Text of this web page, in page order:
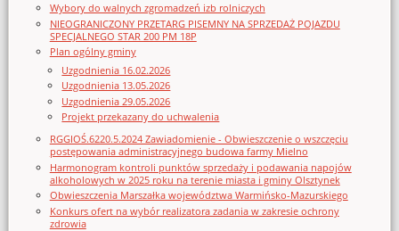
Wybory do walnych zgromadzeń izb rolniczych
NIEOGRANICZONY PRZETARG PISEMNY NA SPRZEDAŻ POJAZDU
SPECJALNEGO STAR 200 PM 18P
Plan ogólny gminy
Uzgodnienia 16.02.2026
Uzgodnienia 13.05.2026
Uzgodnienia 29.05.2026
Projekt przekazany do uchwalenia
RGGIOŚ.6220.5.2024 Zawiadomienie - Obwieszczenie o wszczęciu
postępowania administracyjnego budowa farmy Mielno
Harmonogram kontroli punktów sprzedaży i podawania napojów
alkoholowych w 2025 roku na terenie miasta i gminy Olsztynek
Obwieszczenia Marszałka województwa Warmińsko-Mazurskiego
Konkurs ofert na wybór realizatora zadania w zakresie ochrony
zdrowia